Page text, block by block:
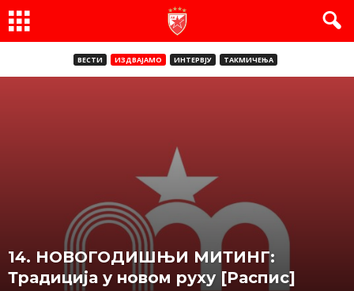
ВЕСТИ ИЗДВАЈАМО ИНТЕРВЈУ ТАКМИЧЕЊА
14. НОВОГОДИШЊИ МИТИНГ:
Традиција у новом руху [Распис]